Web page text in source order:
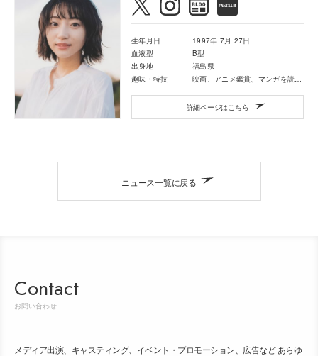
生年月日
1997年 7月 27日
血液型
B型
出身地
福島県
趣味・特技
映画、アニメ鑑賞、マンガを読むこと
詳細ページはこちら
ニュース一覧に戻る
Contact
お問い合わせ
メディア出演、キャスティング、イベント・プロモーション、広告など あらゆ